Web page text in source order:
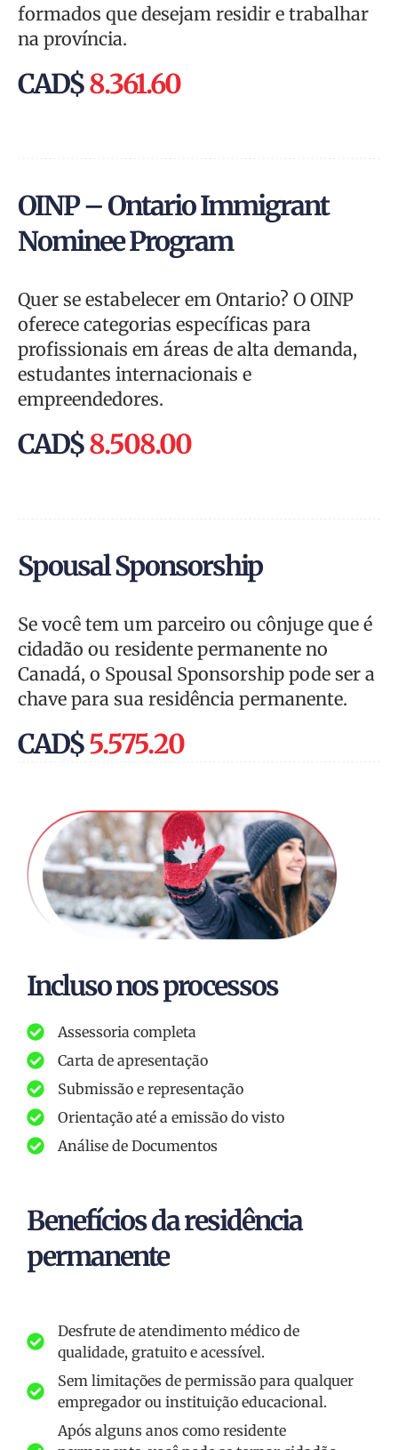
formados que desejam residir e trabalhar
na província.
CAD$8.361.60
OINP – Ontario Immigrant
Nominee Program
Quer se estabelecer em Ontario? O OINP
oferece categorias específicas para
profissionais em áreas de alta demanda,
estudantes internacionais e
empreendedores.
CAD$8.508.00
Spousal Sponsorship
Se você tem um parceiro ou cônjuge que é
cidadão ou residente permanente no
Canadá, o Spousal Sponsorship pode ser a
chave para sua residência permanente.
CAD$5.575.20
Benefícios da residência
permanente
Desfrute de atendimento médico de
qualidade, gratuito e acessível.
Sem limitações de permissão para qualquer
empregador ou instituição educacional.
Após alguns anos como residente
Incluso nos processos
Assessoria completa
Carta de apresentação
Submissão e representação
Orientação até a emissão do visto
Análise de Documentos